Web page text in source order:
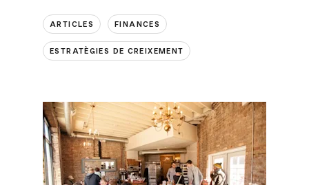
ARTICLES FINANCES
ESTRATÈGIES DE CREIXEMENT